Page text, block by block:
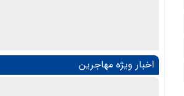
اخبار ویژه مهاجرین